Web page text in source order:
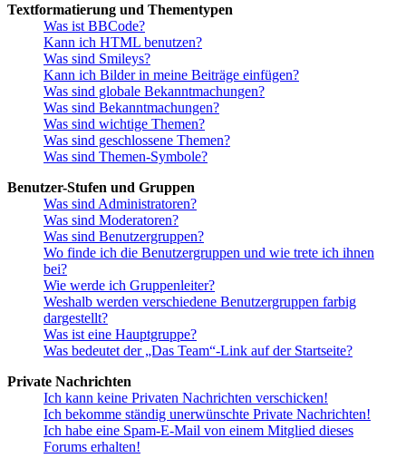
Textformatierung und Thementypen
Was ist BBCode?
Kann ich HTML benutzen?
Was sind Smileys?
Kann ich Bilder in meine Beiträge einfügen?
Was sind globale Bekanntmachungen?
Was sind Bekanntmachungen?
Was sind wichtige Themen?
Was sind geschlossene Themen?
Was sind Themen-Symbole?
Benutzer-Stufen und Gruppen
Was sind Administratoren?
Was sind Moderatoren?
Was sind Benutzergruppen?
Wo finde ich die Benutzergruppen und wie trete ich ihnen
bei?
Wie werde ich Gruppenleiter?
Weshalb werden verschiedene Benutzergruppen farbig
dargestellt?
Was ist eine Hauptgruppe?
Was bedeutet der „Das Team“-Link auf der Startseite?
Private Nachrichten
Ich kann keine Privaten Nachrichten verschicken!
Ich bekomme ständig unerwünschte Private Nachrichten!
Ich habe eine Spam-E-Mail von einem Mitglied dieses
Forums erhalten!